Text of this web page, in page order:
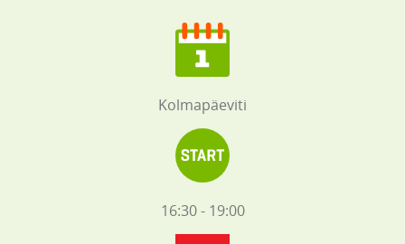
Kolmapäeviti
16:30 - 19:00